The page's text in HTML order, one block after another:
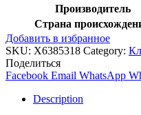
Производитель
Страна
Добавить в избранное
SKU: X6385318 Category:
Поделиться
Facebook Email WhatsApp
Description